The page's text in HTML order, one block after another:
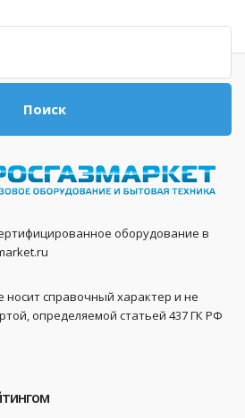
Поиск
оборудование в
носит справочный характер и не
определяемой статьей 437 ГК РФ